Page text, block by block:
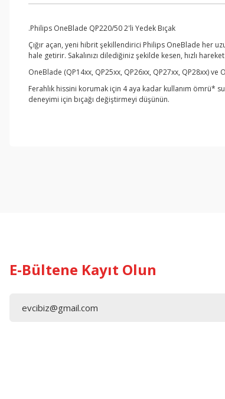
.Philips OneBlade QP220/50 2'li Yedek Bıçak
Çığır açan, yeni hibrit şekillendirici Philips OneBlade her
hale getirir. Sakalınızı dilediğiniz şekilde kesen, hızlı
OneBlade (QP14xx, QP25xx, QP26xx, QP27xx, QP28xx)
Ferahlık hissini korumak için 4 aya kadar kullanım ömrü*
deneyimi için bıçağı değiştirmeyi düşünün.
E-Bültene Kayıt Olun